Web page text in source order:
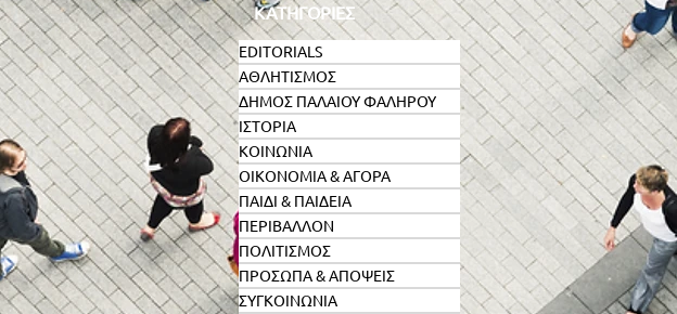
ΚΑΤΗΓΟΡΙΕΣ
EDITORIALS
ΑΘΛΗΤΙΣΜΟΣ
ΔΗΜΟΣ ΠΑΛΑΙΟΥ ΦΑΛΗΡΟΥ
ΙΣΤΟΡΙΑ
ΚΟΙΝΩΝΙΑ
ΟΙΚΟΝΟΜΙΑ & ΑΓΟΡΑ
ΠΑΙΔΙ & ΠΑΙΔΕΙΑ
ΠΕΡΙΒΑΛΛΟΝ
ΠΟΛΙΤΙΣΜΟΣ
ΠΡΟΣΩΠΑ & ΑΠΟΨΕΙΣ
ΣΥΓΚΟΙΝΩΝΙΑ